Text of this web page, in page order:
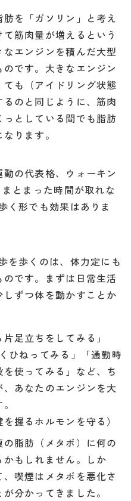
を「ガソリン」と考え
筋肉量が増えるという
エンジンを積んだ大型
です。大きなエンジン
も（アイドリング状態
のと同じように、筋肉
としている間でも脂肪
ります。
の代表格、ウォーキン
とまった時間が取れな
く形でも効果はありま
を歩くのは、体力定にも
です。まずは日常生活
ずつ体を動かすことか
足立ちをしてみる」
ひねってみる」「通勤時
使ってみる」など、ち
あなたのエンジンを大
握るホルモンを守る）
の脂肪（メタボ）に何の
もしれません。しか
喫煙はメタボを悪化さ
分かってきました。